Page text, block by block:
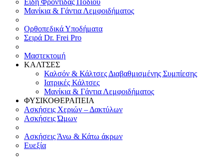
Είδη Φροντίδας Ποδιού
Μανίκια & Γάντια Λεμφοιδήματος
Ορθοπεδικά Υποδήματα
Σειρά Dr. Frei Pro
Μαστεκτομή
ΚΑΛΤΣΕΣ
Καλσόν & Κάλτσες Διαβαθμισμένης Συμπίεσης
Ιατρικές Κάλτσες
Μανίκια & Γάντια Λεμφοιδήματος
ΦΥΣΙΚΟΘΕΡΑΠΕΙΑ
Ασκήσεις Χεριών – Δακτύλων
Ασκήσεις Ώμων
Ασκήσεις Άνω & Κάτω άκρων
Ευεξία